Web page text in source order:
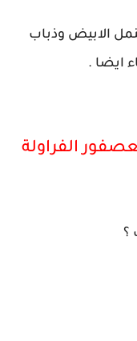
الابيض وذباب
ايضا .
الفراولة
؟